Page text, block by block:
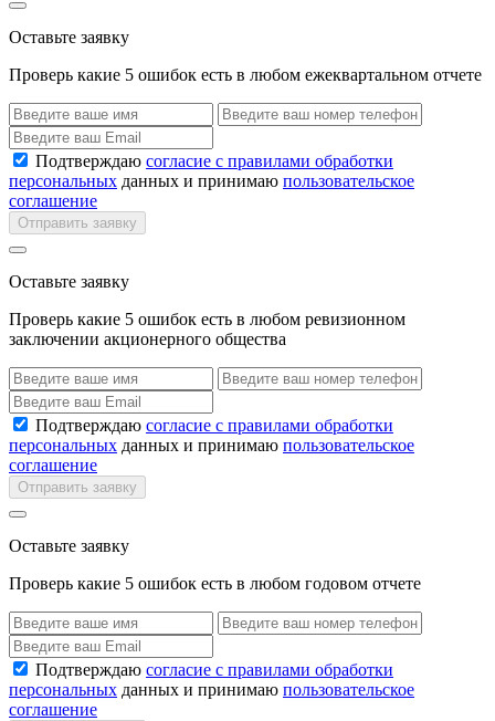
Оставьте заявку
Проверь какие 5 ошибок есть в любом ежеквартальном отчете
Подтверждаю согласие с правилами обработки
персональных данных и принимаю пользовательское
соглашение
Отправить заявку
Оставьте заявку
Проверь какие 5 ошибок есть в любом ревизионном
заключении акционерного общества
Подтверждаю согласие с правилами обработки
персональных данных и принимаю пользовательское
соглашение
Отправить заявку
Оставьте заявку
Проверь какие 5 ошибок есть в любом годовом отчете
Подтверждаю согласие с правилами обработки
персональных данных и принимаю пользовательское
соглашение